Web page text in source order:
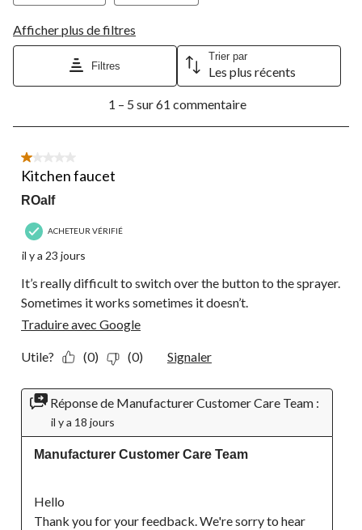
Afficher plus de filtres
Filtres
Trier par
Les plus récents
5
61
commentaire.
1 – 5 sur 61 commentaire
1 étoile(s) sur 5.
Kitchen faucet
ROalf
ACHETEUR VÉRIFIÉ
il y a 23 jours
It’s really difficult to switch over the button to the sprayer.
Sometimes it works sometimes it doesn’t.
Traduire avec Google
Utile? (0) (0) Signaler
Réponse de Manufacturer Customer Care Team :
il y a 18 jours
Manufacturer Customer Care Team
Hello
Thank you for your feedback. We're sorry to hear